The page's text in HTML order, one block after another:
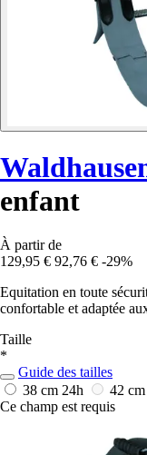
enfant
À partir de
129,95 € 92,76 € -29%
Equitation en toute
confortable et adaptée
Taille
*
Guide des tailles
38 cm 24h
42 cm
Ce champ est requis